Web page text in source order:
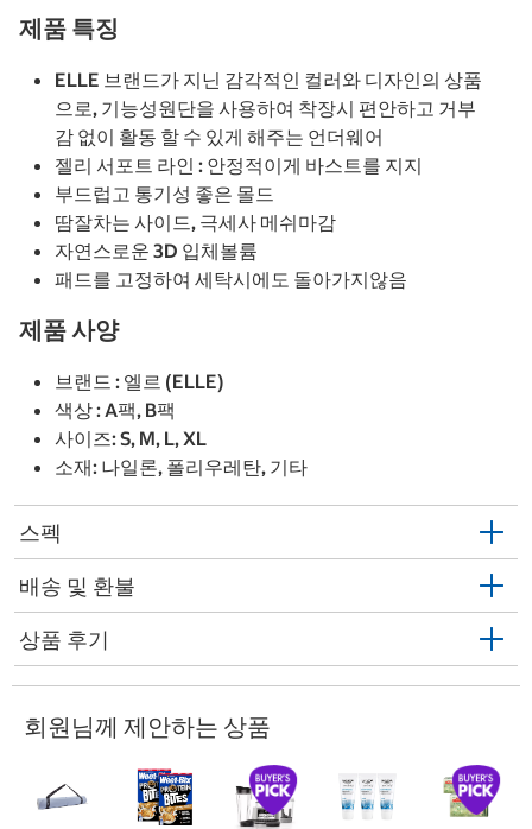
제품 특징
ELLE 브랜드가 지닌 감각적인 컬러와 디자인의 상품
으로, 기능성원단을 사용하여 착장시 편안하고 거부
감 없이 활동 할 수 있게 해주는 언더웨어
젤리 서포트 라인 : 안정적이게 바스트를 지지
부드럽고 통기성 좋은 몰드
땀잘차는 사이드, 극세사 메쉬마감
자연스로운 3D 입체볼륨
패드를 고정하여 세탁시에도 돌아가지않음
제품 사양
브랜드 : 엘르 (ELLE)
색상 : A팩, B팩
사이즈: S, M, L, XL
소재: 나일론, 폴리우레탄, 기타
스펙
배송 및 환불
상품 후기
회원님께 제안하는 상품